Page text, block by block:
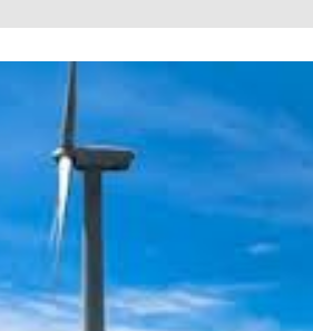
STAGIONALI
POSSONO ROVINARTI L’ESTATE (E LA
FOTOVOLTAICO "PLUG & PLAY" CHE